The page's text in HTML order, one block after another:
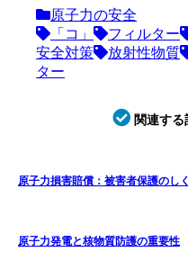
原子力の安全
「コ」
フィルター
安全対策
放射性物質
ター
関連する
原子力損害賠償：被害者保護のし
原子力発電と核物質防護の重要性